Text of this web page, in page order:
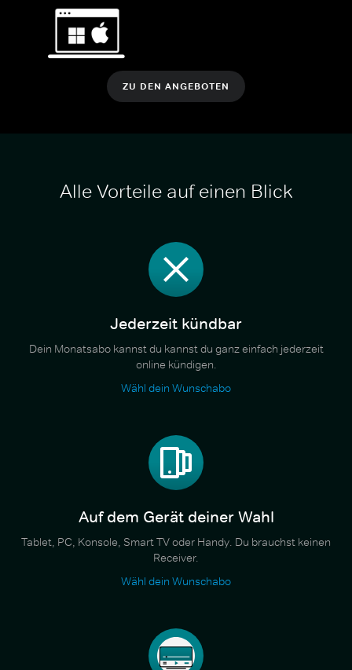
ZU DEN ANGEBOTEN
Alle Vorteile auf einen Blick
Jederzeit kündbar
Dein Monatsabo kannst du kannst du ganz einfach jederzeit
online kündigen.
Wähl dein Wunschabo
Auf dem Gerät deiner Wahl
Tablet, PC, Konsole, Smart TV oder Handy. Du brauchst keinen
Receiver.
Wähl dein Wunschabo